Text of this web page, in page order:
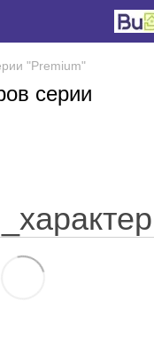
"Premium"
серии